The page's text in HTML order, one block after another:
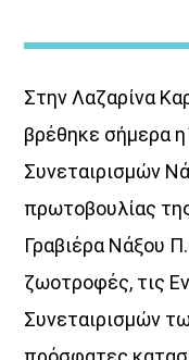
14:00
ΜΟΥΣΙΚΗ
16:00
HOT 40
20:00
Στην Λαζαρίνα
βρέθηκε σήμερα
Συνεταιρισμών
πρωτοβουλίας
Γραβιέρα Νάξου
ζωοτροφές, τις
Συνεταιρισμών